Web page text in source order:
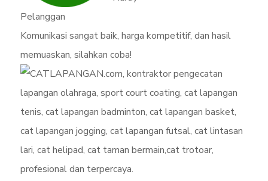
Pelanggan
Komunikasi sangat baik, harga kompetitif, dan hasil
memuaskan, silahkan coba!